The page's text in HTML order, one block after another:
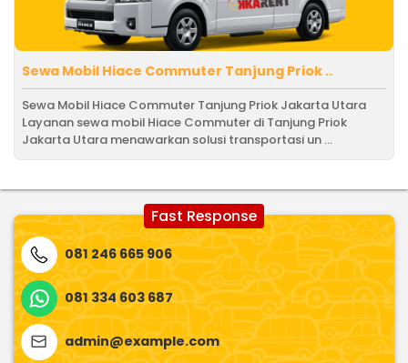
Sewa Mobil Hiace Commuter Tanjung Priok ..
Sewa Mobil Hiace Commuter Tanjung Priok Jakarta Utara
Layanan sewa mobil Hiace Commuter di Tanjung Priok
Jakarta Utara menawarkan solusi transportasi un ...
Fast Response
081 246 665 906
081 334 603 687
admin@example.com